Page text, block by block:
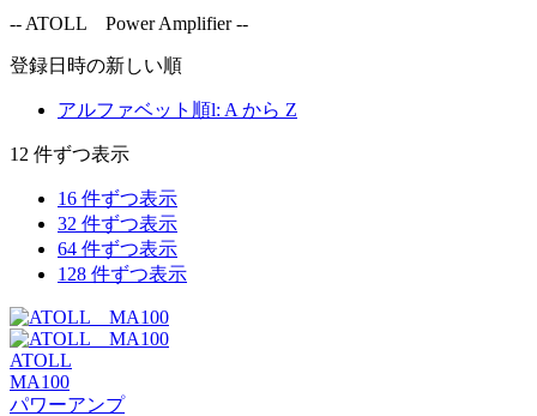
-- ATOLL Power Amplifier --
登録日時の新しい順
アルファベット順l: A から Z
12 件ずつ表示
16 件ずつ表示
32 件ずつ表示
64 件ずつ表示
128 件ずつ表示
ATOLL
MA100
パワーアンプ